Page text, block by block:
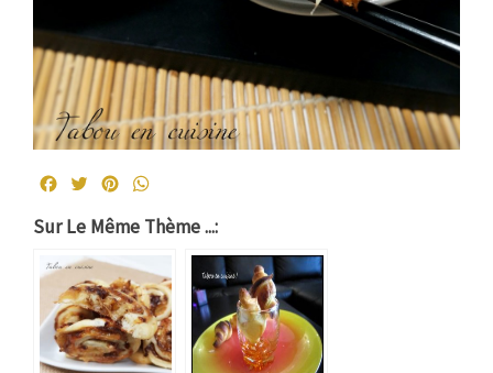
FacebookTwitterPinterest
Sur Le Même Thème ...: